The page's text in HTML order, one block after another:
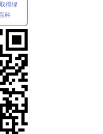
科
综合服务部
电池12V120AH批发价_配件耗材_
厂2017招聘信息_电话_地址-中华英才
理事务年度报告（2015年度）-顶
简历-船员求职,海员求职-中国船员招
咨询_乐收
公司
-中国贸易网-会员网站
得绿食品_搜狐健康_搜狐网